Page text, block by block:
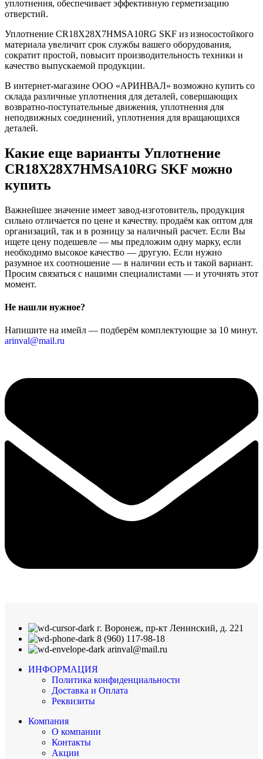
уплотнения, обеспечивает эффективную герметизацию
отверстий.
Уплотнение CR18X28X7HMSA10RG SKF из износостойкого
материала увеличит срок службы вашего оборудования,
сократит простой, повысит производительность техники и
качество выпускаемой продукции.
В интернет-магазине ООО «АРИНВАЛ» возможно купить со
склада различные уплотнения для деталей, совершающих
возвратно-поступательные движения, уплотнения для
неподвижных соединений, уплотнения для вращающихся
деталей.
Какие еще варианты Уплотнение
CR18X28X7HMSA10RG SKF можно
купить
Важнейшее значение имеет завод-изготовитель, продукция
сильно отличается по цене и качеству. продаём как оптом для
организаций, так и в розницу за наличный расчет. Если Вы
ищете цену подешевле — мы предложим одну марку, если
необходимо высокое качество — другую. Если нужно
разумное их соотношение — в наличии есть и такой вариант.
Просим связаться с нашими специалистами — и уточнять этот
момент.
Не нашли нужное?
Напишите на имейл — подберём комплектующие за 10 минут.
arinval@mail.ru
г. Воронеж, пр-кт Ленинский, д. 221
8 (960) 117-98-18
arinval@mail.ru
ИНФОРМАЦИЯ
Политика конфиденциальности
Доставка и Оплата
Реквизиты
Компания
О компании
Контакты
Акции